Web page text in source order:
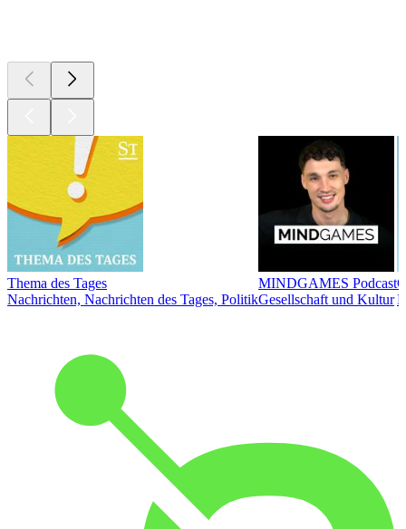
Thema des Tages
Nachrichten, Nachrichten des Tages, Politik
MINDGAMES Podcast
Gesellschaft und Kultur